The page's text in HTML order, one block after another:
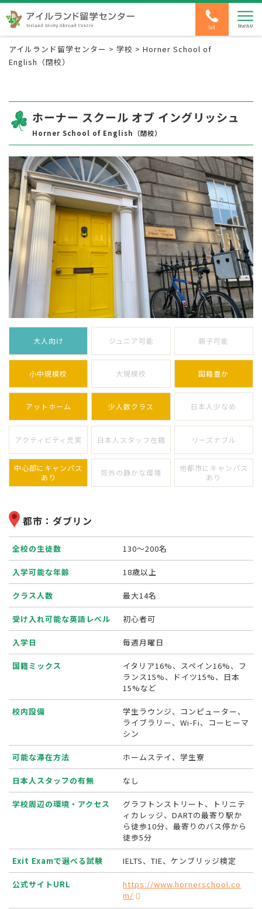
アイルランド留学センター > 学校 > Horner School of
English（閉校）
ホーナー スクール オブ イングリッシュ
Horner School of English（閉校）
大人向け ジュニア可能 親子可能
小中規模校 大規模校 国籍豊か
アットホーム 少人数クラス 日本人少なめ
アクティビティ充実 日本人スタッフ在籍 リーズナブル
中心部にキャンパス
あり
郊外の静かな環境
他都市にキャンパス
あり
都市：ダブリン
全校の生徒数 130〜200名
入学可能な年齢 18歳以上
クラス人数 最大14名
受け入れ可能な英語レベル 初心者可
入学日 毎週月曜日
国籍ミックス
イタリア16%、スペイン16%、フ
ランス15%、ドイツ15%、日本
15%など
校内設備
学生ラウンジ、コンピューター、
ライブラリー、Wi-Fi、コーヒーマ
シン
可能な滞在方法 ホームステイ、学生寮
日本人スタッフの有無 なし
学校周辺の環境・アクセス
グラフトンストリート、トリニテ
ィカレッジ、DARTの最寄り駅か
ら徒歩10分、最寄りのバス停から
徒歩5分
Exit Examで選べる試験 IELTS、TIE、ケンブリッジ検定
公式サイトURL
https://www.hornerschool.co
m/